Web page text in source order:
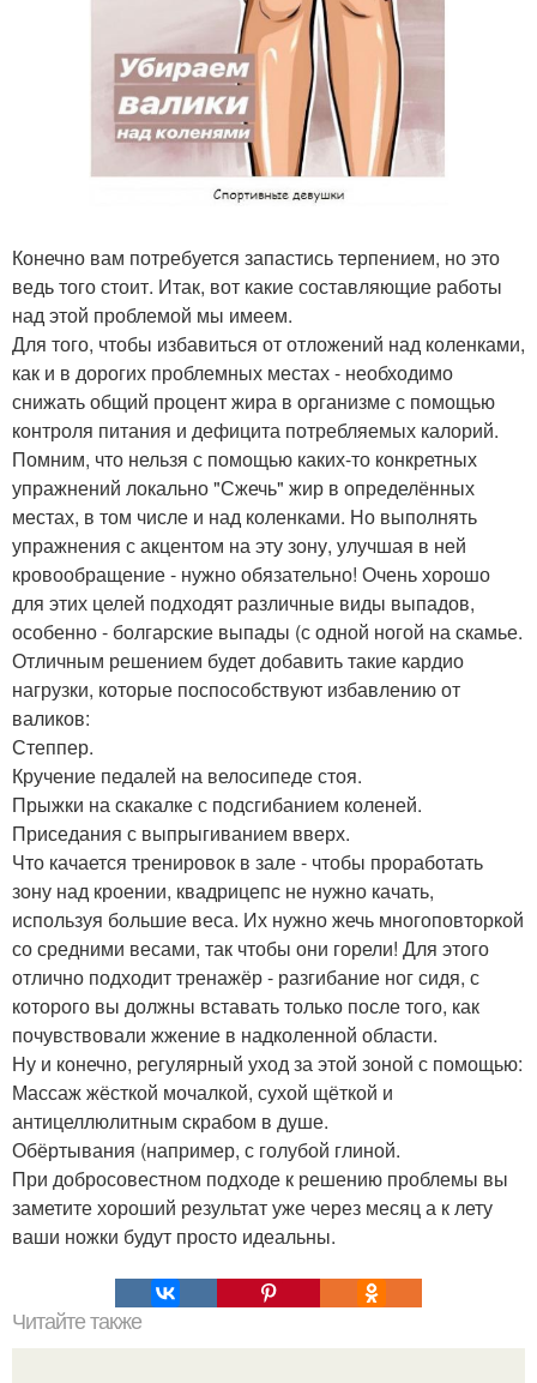
Конечно вам потребуется запастись терпением, но это
ведь того стоит. Итак, вот какие составляющие работы
над этой проблемой мы имеем.
Для того, чтобы избавиться от отложений над коленками,
как и в дорогих проблемных местах - необходимо
снижать общий процент жира в организме с помощью
контроля питания и дефицита потребляемых калорий.
Помним, что нельзя с помощью каких-то конкретных
упражнений локально "Сжечь" жир в определённых
местах, в том числе и над коленками. Но выполнять
упражнения с акцентом на эту зону, улучшая в ней
кровообращение - нужно обязательно! Очень хорошо
для этих целей подходят различные виды выпадов,
особенно - болгарские выпады (с одной ногой на скамье.
Отличным решением будет добавить такие кардио
нагрузки, которые поспособствуют избавлению от
валиков:
Степпер.
Кручение педалей на велосипеде стоя.
Прыжки на скакалке с подсгибанием коленей.
Приседания с выпрыгиванием вверх.
Что качается тренировок в зале - чтобы проработать
зону над кроении, квадрицепс не нужно качать,
используя большие веса. Их нужно жечь многоповторкой
со средними весами, так чтобы они горели! Для этого
отлично подходит тренажёр - разгибание ног сидя, с
которого вы должны вставать только после того, как
почувствовали жжение в надколенной области.
Ну и конечно, регулярный уход за этой зоной с помощью:
Массаж жёсткой мочалкой, сухой щёткой и
антицеллюлитным скрабом в душе.
Обёртывания (например, с голубой глиной.
При добросовестном подходе к решению проблемы вы
заметите хороший результат уже через месяц а к лету
ваши ножки будут просто идеальны.
Читайте также